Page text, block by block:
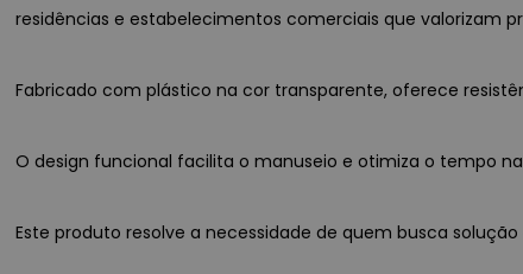
residências e estabelecimentos comerciais que valorizam
Fabricado com plástico na cor transparente, oferece
O design funcional facilita o manuseio e otimiza o tempo
Este produto resolve a necessidade de quem busca